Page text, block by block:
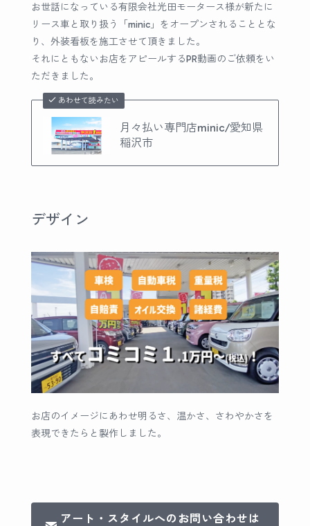
お世話になっている有限会社光田モータース様が新たに
リース車と取り扱う「minic」をオープンされることとな
り、外装看板を施工させて頂きました。
それにともないお店をアピールするPR動画のご依頼をい
ただきました。
あわせて読みたい
月々払い専門店minic/愛知県
稲沢市
デザイン
お店のイメージにあわせ明るさ、温かさ、さわやかさを
表現できたらと製作しました。
アート・スタイルへのお問い合わせは